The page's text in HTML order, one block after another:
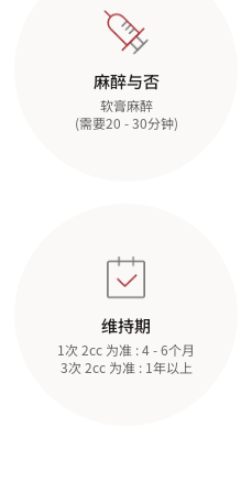
麻醉与否
软膏麻醉
(需要20 - 30分钟)
维持期
1次 2cc 为准 : 4 - 6个月
3次 2cc 为准 : 1年以上